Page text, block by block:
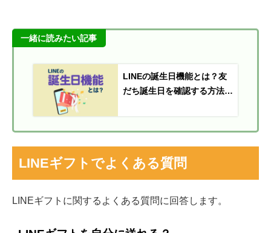
一緒に読みたい記事
LINEの誕生日機能とは？友
だち誕生日を確認する方法や
LINEギフトでよくある質問
LINEギフトに関するよくある質問に回答します。